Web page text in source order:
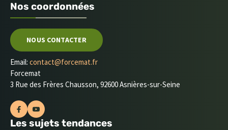
Nos coordonnées
NOUS CONTACTER
Email: contact@forcemat.fr
Forcemat
3 Rue des Frères Chausson, 92600 Asnières-sur-Seine
Les sujets tendances